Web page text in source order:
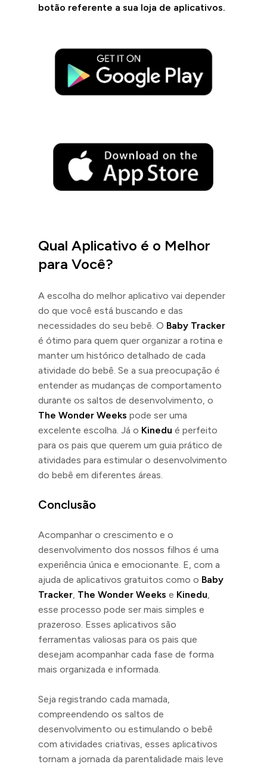
botão referente a sua loja de aplicativos.
Qual Aplicativo é o Melhor
para Você?
A escolha do melhor aplicativo vai depender
do que você está buscando e das
necessidades do seu bebê. O Baby Tracker
é ótimo para quem quer organizar a rotina e
manter um histórico detalhado de cada
atividade do bebê. Se a sua preocupação é
entender as mudanças de comportamento
durante os saltos de desenvolvimento, o
The Wonder Weeks pode ser uma
excelente escolha. Já o Kinedu é perfeito
para os pais que querem um guia prático de
atividades para estimular o desenvolvimento
do bebê em diferentes áreas.
Conclusão
Acompanhar o crescimento e o
desenvolvimento dos nossos filhos é uma
experiência única e emocionante. E, com a
ajuda de aplicativos gratuitos como o Baby
Tracker, The Wonder Weeks e Kinedu,
esse processo pode ser mais simples e
prazeroso. Esses aplicativos são
ferramentas valiosas para os pais que
desejam acompanhar cada fase de forma
mais organizada e informada.
Seja registrando cada mamada,
compreendendo os saltos de
desenvolvimento ou estimulando o bebê
com atividades criativas, esses aplicativos
tornam a jornada da parentalidade mais leve